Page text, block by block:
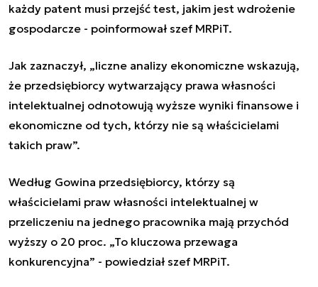
każdy patent musi przejść test, jakim jest wdrożenie
gospodarcze - poinformował szef MRPiT.
Jak zaznaczył, „liczne analizy ekonomiczne wskazują,
że przedsiębiorcy wytwarzający prawa własności
intelektualnej odnotowują wyższe wyniki finansowe i
ekonomiczne od tych, którzy nie są właścicielami
takich praw”.
Według Gowina przedsiębiorcy, którzy są
właścicielami praw własności intelektualnej w
przeliczeniu na jednego pracownika mają przychód
wyższy o 20 proc. „To kluczowa przewaga
konkurencyjna” - powiedział szef MRPiT.